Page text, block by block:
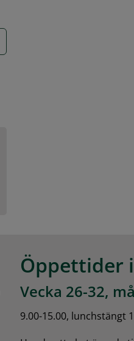
Öppettider
Vecka 26-32,
9.00-15.00, lunchstängt